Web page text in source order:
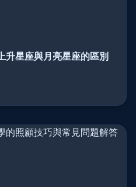
升星座與月亮星座的區別